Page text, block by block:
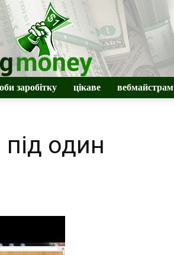
заробітку цікаве вебмайстрам
один